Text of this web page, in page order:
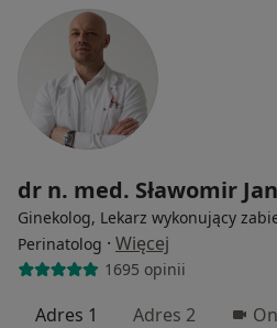
dr n. med. Sławomir
Ginekolog, Lekarz wykonujący
Perinatolog · Więcej
1695 opinii
Adres 1 Adres 2